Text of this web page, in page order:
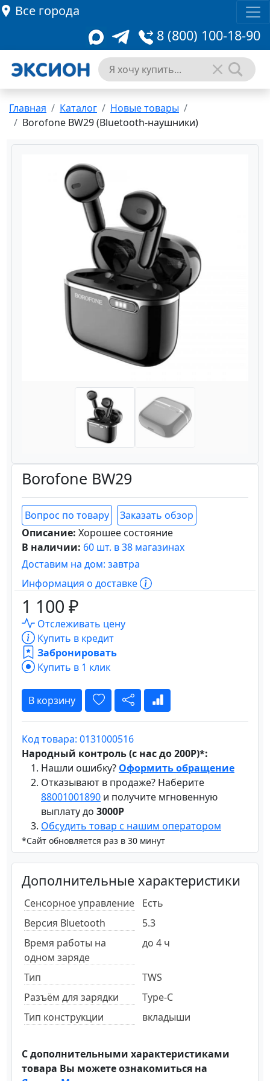
Все города
8 (800) 100-18-90
Главная Каталог
Новые товары
Borofone BW29 (Bluetooth-наушники)
Назад
Borofone BW29
Вопрос по товару
Заказать обзор
Описание: Хорошее состояние
В наличии: 60 шт. в 38 магазинах
Доставим на дом: завтра
Информация о доставке
1 100 ₽
Отслеживать цену
Купить в кредит
Забронировать
Купить в 1 клик
В корзину
Код товара: 0131000516
Народный контроль (с нас до 200Р)*:
Нашли ошибку? Оформить обращение
Отказывают в продаже? Наберите
88001001890 и получите мгновенную
выплату до 3000Р
Обсудить товар с нашим оператором
*Сайт обновляется раз в 30 минут
Дополнительные характеристики
Сенсорное управление
Есть
Версия Bluetooth
5.3
Время работы на
одном заряде
до 4 ч
Тип
TWS
Разъём для зарядки
Type-C
Тип конструкции
вкладыши
С дополнительными характеристиками
товара Вы можете ознакомиться на